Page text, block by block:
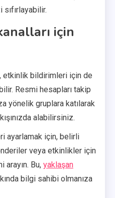
için
etkinlik bildirimleri için de
Resmi hesapları takip
yönelik gruplara katılarak
alabilirsiniz.
ayarlamak için, belirli
veya etkinlikler için
arayın. Bu, yaklaşan
bilgi sahibi olmanıza